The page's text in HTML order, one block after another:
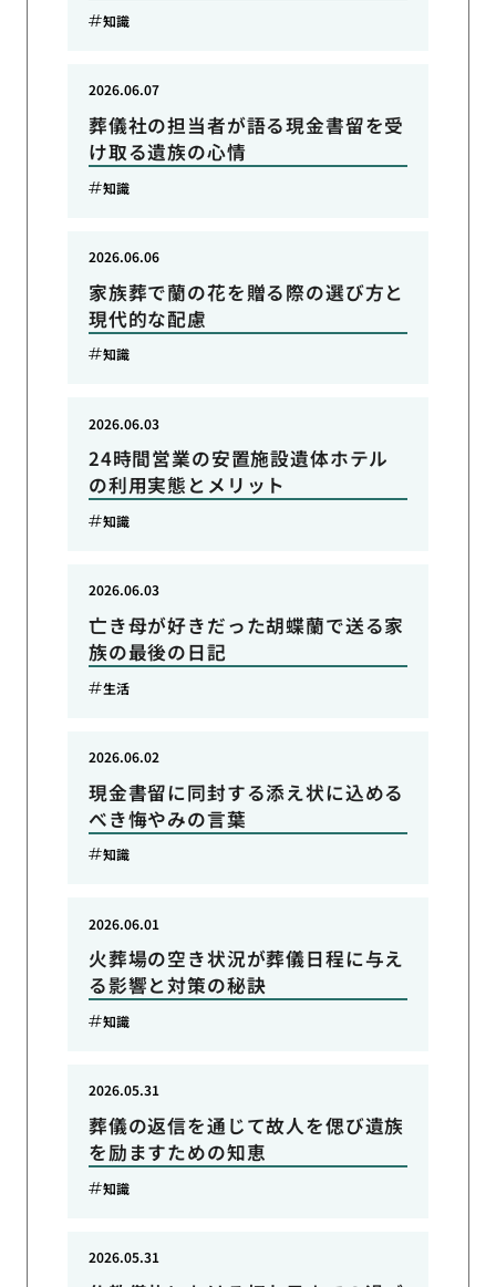
知識
葬儀社の担当者が語る現金書留を受
け取る遺族の心情
2026.06.07
知識
家族葬で蘭の花を贈る際の選び方と
現代的な配慮
2026.06.06
知識
24時間営業の安置施設遺体ホテル
の利用実態とメリット
2026.06.03
知識
亡き母が好きだった胡蝶蘭で送る家
族の最後の日記
2026.06.03
生活
現金書留に同封する添え状に込める
べき悔やみの言葉
2026.06.02
知識
火葬場の空き状況が葬儀日程に与え
る影響と対策の秘訣
2026.06.01
知識
葬儀の返信を通じて故人を偲び遺族
を励ますための知恵
2026.05.31
知識
2026.05.31